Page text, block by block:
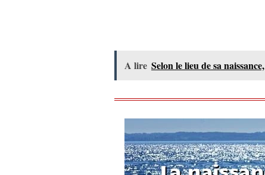
A lire Selon le lieu de sa naissance,